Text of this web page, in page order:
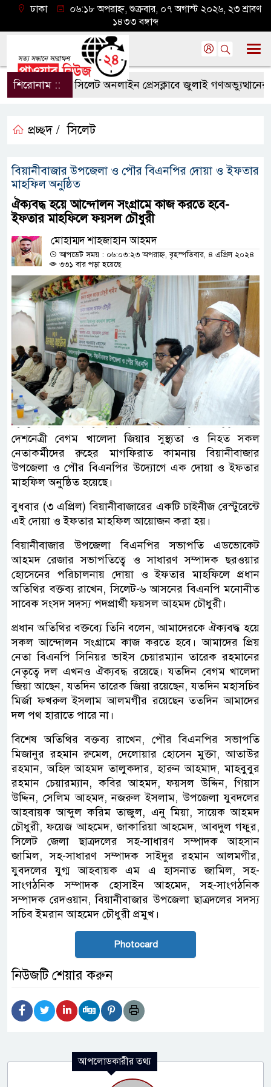
ঢাকা
০৬:১৮ অপরাহ্ন, শুক্রবার, ০৭ অগাস্ট ২০২৬, ২৩ শ্রাবণ
১৪৩৩ বঙ্গাব্দ
শিরোনাম ::সিলেট অনলাইন প্রেসক্লাবে জুলাই গণঅভ্যুত্থানের
প্রচ্ছদ / সিলেট
বিয়ানীবাজার উপজেলা ও পৌর বিএনপির দোয়া ও ইফতার
মাহফিল অনুষ্ঠিত
ঐক্যবদ্ধ হয়ে আন্দোলন সংগ্রামে কাজ করতে হবে-
ইফতার মাহফিলে ফয়সল চৌধুরী
মোহাম্মদ শাহজাহান আহমদ
আপডেট সময় : ০৬:০৩:২৩ অপরাহ্ন, বৃহস্পতিবার, ৪ এপ্রিল ২০২৪
৩৩১ বার পড়া হয়েছে
দেশনেত্রী বেগম খালেদা জিয়ার সুস্থ্যতা ও নিহত সকল
নেতাকর্মীদের রুহের মাগফিরাত কামনায় বিয়ানীবাজার
উপজেলা ও পৌর বিএনপির উদ্যোগে এক দোয়া ও ইফতার
মাহফিল অনুষ্ঠিত হয়েছে।
বুধবার (৩ এপ্রিল) বিয়ানীবাজারের একটি চাইনীজ রেস্টুরেন্টে
এই দোয়া ও ইফতার মাহফিল আয়োজন করা হয়।
বিয়ানীবাজার উপজেলা বিএনপির সভাপতি এডভোকেট
আহমদ রেজার সভাপতিত্বে ও সাধারণ সম্পাদক ছরওয়ার
হোসেনের পরিচালনায় দোয়া ও ইফতার মাহফিলে প্রধান
অতিথির বক্তব্য রাখেন, সিলেট-৬ আসনের বিএনপি মনোনীত
সাবেক সংসদ সদস্য পদপ্রার্থী ফয়সল আহমদ চৌধুরী।
প্রধান অতিথির বক্তব্যে তিনি বলেন, আমাদেরকে ঐক্যবদ্ধ হয়ে
সকল আন্দোলন সংগ্রামে কাজ করতে হবে। আমাদের প্রিয়
নেতা বিএনপি সিনিয়র ভাইস চেয়ারম্যান তারেক রহমানের
নেতৃত্বে দল এখনও ঐক্যবদ্ধ রয়েছে। যতদিন বেগম খালেদা
জিয়া আছেন, যতদিন তারেক জিয়া রয়েছেন, যতদিন মহাসচিব
মির্জা ফখরুল ইসলাম আলমগীর রয়েছেন ততদিন আমাদের
দল পথ হারাতে পারে না।
বিশেষ অতিথির বক্তব্য রাখেন, পৌর বিএনপির সভাপতি
মিজানুর রহমান রুমেল, দেলোয়ার হোসেন মুক্তা, আতাউর
রহমান, অহিদ আহমদ তালুকদার, হারুন আহমাদ, মাহবুবুর
রহমান চেয়ারম্যান, কবির আহমদ, ফয়সল উদ্দিন, গিয়াস
উদ্দিন, সেলিম আহমদ, নজরুল ইসলাম, উপজেলা যুবদলের
আহবায়ক আব্দুল করিম তাজুল, এনু মিয়া, সায়েক আহমদ
চৌধুরী, ফয়েজ আহমেদ, জাকারিয়া আহমেদ, আবদুল গফুর,
সিলেট জেলা ছাত্রদলের সহ-সাধারণ সম্পাদক আহসান
জামিল, সহ-সাধারণ সম্পাদক সাইদুর রহমান আলমগীর,
যুবদলের যুগ্ম আহবায়ক এম এ হাসনাত জামিল, সহ-
সাংগঠনিক সম্পাদক হোসাইন আহমেদ, সহ-সাংগঠনিক
সম্পাদক রেদওয়ান, বিয়ানীবাজার উপজেলা ছাত্রদলের সদস্য
সচিব ইমরান আহমেদ চৌধুরী প্রমুখ।
Photocard
নিউজটি শেয়ার করুন
আপলোডকারীর তথ্য